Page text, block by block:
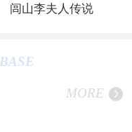
闾山李夫人传说
BASE
MORE